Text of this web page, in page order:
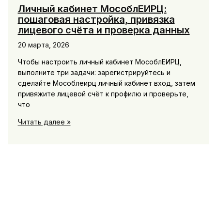
Личный кабинет МособлЕИРЦ:
пошаговая настройка, привязка
лицевого счёта и проверка данных
20 марта, 2026
Чтобы настроить личный кабинет МособлЕИРЦ,
выполните три задачи: зарегистрируйтесь и
сделайте Мособлеирц личный кабинет вход, затем
привяжите лицевой счёт к профилю и проверьте,
что
Личный
Читать далее »